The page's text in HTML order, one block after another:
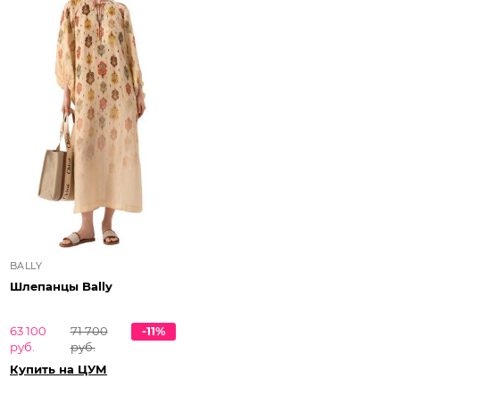
BALLY
Шлепанцы Bally
63 100
руб.
71 700
руб.
-11%
Купить на ЦУМ